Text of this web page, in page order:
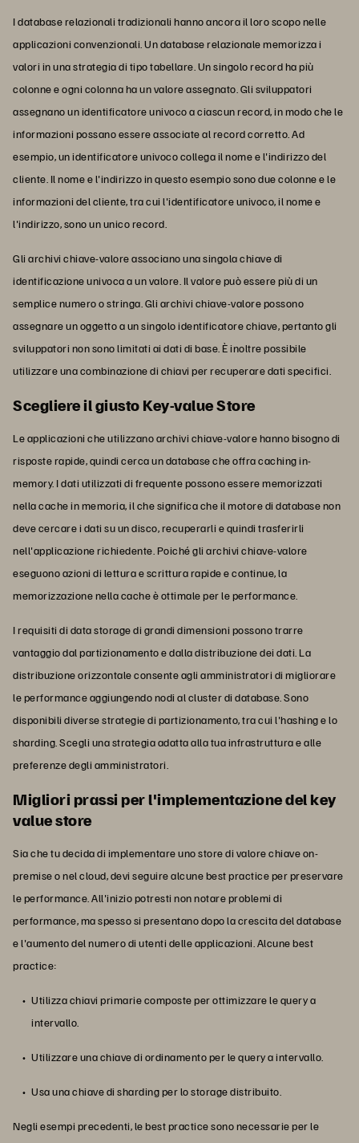
I database relazionali tradizionali hanno ancora il loro scopo nelle
applicazioni convenzionali. Un database relazionale memorizza i
valori in una strategia di tipo tabellare. Un singolo record ha più
colonne e ogni colonna ha un valore assegnato. Gli sviluppatori
assegnano un identificatore univoco a ciascun record, in modo che le
informazioni possano essere associate al record corretto. Ad
esempio, un identificatore univoco collega il nome e l'indirizzo del
cliente. Il nome e l'indirizzo in questo esempio sono due colonne e le
informazioni del cliente, tra cui l'identificatore univoco, il nome e
l'indirizzo, sono un unico record.
Gli archivi chiave-valore associano una singola chiave di
identificazione univoca a un valore. Il valore può essere più di un
semplice numero o stringa. Gli archivi chiave-valore possono
assegnare un oggetto a un singolo identificatore chiave, pertanto gli
sviluppatori non sono limitati ai dati di base. È inoltre possibile
utilizzare una combinazione di chiavi per recuperare dati specifici.
Scegliere il giusto Key-value Store
Le applicazioni che utilizzano archivi chiave-valore hanno bisogno di
risposte rapide, quindi cerca un database che offra caching in-
memory. I dati utilizzati di frequente possono essere memorizzati
nella cache in memoria, il che significa che il motore di database non
deve cercare i dati su un disco, recuperarli e quindi trasferirli
nell'applicazione richiedente. Poiché gli archivi chiave-valore
eseguono azioni di lettura e scrittura rapide e continue, la
memorizzazione nella cache è ottimale per le performance.
I requisiti di data storage di grandi dimensioni possono trarre
vantaggio dal partizionamento e dalla distribuzione dei dati. La
distribuzione orizzontale consente agli amministratori di migliorare
le performance aggiungendo nodi al cluster di database. Sono
disponibili diverse strategie di partizionamento, tra cui l'hashing e lo
sharding. Scegli una strategia adatta alla tua infrastruttura e alle
preferenze degli amministratori.
Migliori prassi per l'implementazione del key
value store
Sia che tu decida di implementare uno store di valore chiave on-
premise o nel cloud, devi seguire alcune best practice per preservare
le performance. All'inizio potresti non notare problemi di
performance, ma spesso si presentano dopo la crescita del database
e l'aumento del numero di utenti delle applicazioni. Alcune best
practice:
Utilizza chiavi primarie composte per ottimizzare le query a
intervallo.
Utilizzare una chiave di ordinamento per le query a intervallo.
Usa una chiave di sharding per lo storage distribuito.
Negli esempi precedenti, le best practice sono necessarie per le